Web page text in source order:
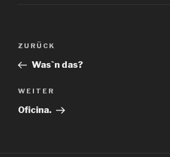
Beitragsnavigation
Vorheriger
Beitrag
ZURÜCK
Wasˋn das?
Nächster
Beitrag
WEITER
Oficina.